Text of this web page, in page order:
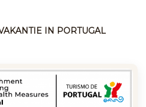
IN PORTUGAL